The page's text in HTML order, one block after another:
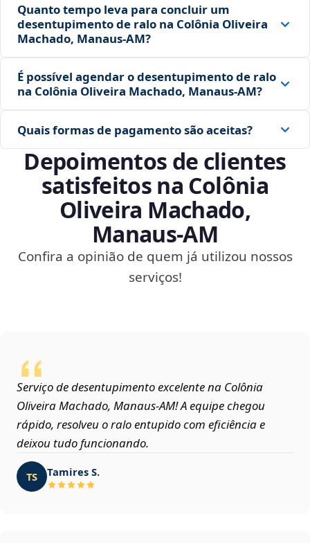
Quanto tempo leva para concluir um
desentupimento de ralo na Colônia Oliveira
Machado, Manaus‑AM?
É possível agendar o desentupimento de ralo
na Colônia Oliveira Machado, Manaus‑AM?
Quais formas de pagamento são aceitas?
Depoimentos de clientes
satisfeitos na Colônia
Oliveira Machado,
Manaus‑AM
Confira a opinião de quem já utilizou nossos
serviços!
Serviço de desentupimento excelente na Colônia
Oliveira Machado, Manaus‑AM! A equipe chegou
rápido, resolveu o ralo entupido com eficiência e
deixou tudo funcionando.
TS Tamires S.